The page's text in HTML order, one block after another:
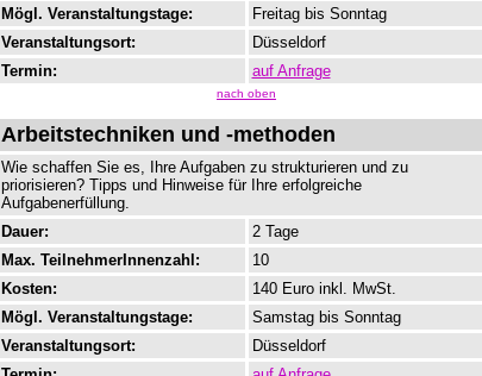
Mögl. Veranstaltungstage:
Freitag bis Sonntag
Veranstaltungsort:
Düsseldorf
Termin:
auf Anfrage
nach oben
Arbeitstechniken und -methoden
Wie schaffen Sie es, Ihre Aufgaben zu strukturieren und zu
priorisieren? Tipps und Hinweise für Ihre erfolgreiche
Aufgabenerfüllung.
Dauer:
2 Tage
Max. TeilnehmerInnenzahl:
10
Kosten:
140 Euro inkl. MwSt.
Mögl. Veranstaltungstage:
Samstag bis Sonntag
Veranstaltungsort:
Düsseldorf